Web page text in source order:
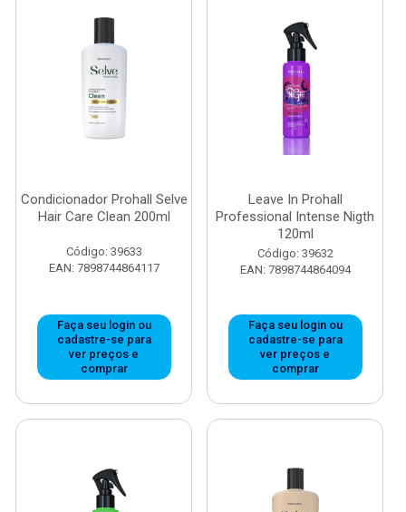
Condicionador Prohall Selve
Hair Care Clean 200ml
Código: 39633
EAN: 7898744864117
Faça seu login ou
cadastre-se para
ver preços e
comprar
Leave In Prohall
Professional Intense Nigth
120ml
Código: 39632
EAN: 7898744864094
Faça seu login ou
cadastre-se para
ver preços e
comprar